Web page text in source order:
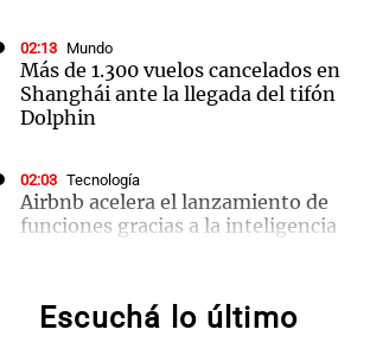
02:13 Mundo
Más de 1.300 vuelos cancelados en
Shanghái ante la llegada del tifón
Dolphin
02:03 Tecnología
Airbnb acelera el lanzamiento de
funciones gracias a la inteligencia
01:49 Mundo
El Pentágono solicita a la
Escuchá lo último
Audio.